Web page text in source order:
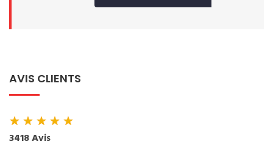
AVIS CLIENTS
★★★★★
3418 Avis